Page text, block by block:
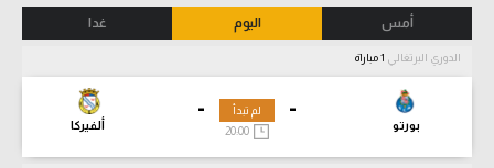
أمس اليوم غدا
الدوري البرتغالي
-
بورتو
-
ألفيركا
لم تبدأ